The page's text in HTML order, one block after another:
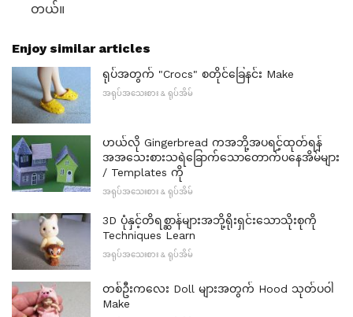
တယ်။
Enjoy similar articles
ရုပ်အတွက် "Crocs" စတိုင်ခြေနင်း Make
အရုပ်အသေးစား & ရုပ်အိမ်
ဟယ်လို Gingerbread ကအဘို့အပရင့်ထုတ်ရန်
အအသေးစားသရဲခြောက်သောတောက်ပနေအိမ်များ
/ Templates ကို
အရုပ်အသေးစား & ရုပ်အိမ်
3D ပုံနှင့်တိရစ္ဆာန်များအဘို့ရိုးရှင်းသောသိုးစုကို
Techniques Learn
အရုပ်အသေးစား & ရုပ်အိမ်
တစ်ဦးကလေး Doll များအတွက် Hood သုတ်ပဝါ
Make